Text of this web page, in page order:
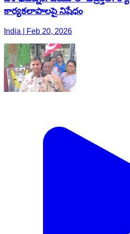
కార్యకలాపాలపై నిషేధం
India | Feb 20, 2026